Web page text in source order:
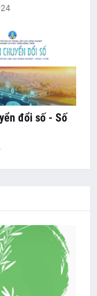
đổi số - Số